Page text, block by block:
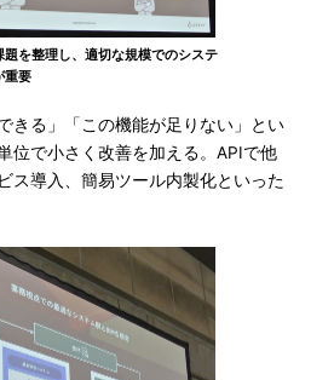
を整理し、適切な規模でのシステ
重要
きる」「この機能が足りない」とい
位で小さく改善を加える。APIで他
ス導入、簡易ツール内製化といった